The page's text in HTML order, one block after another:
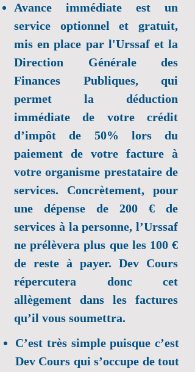
Avance immédiate est un
service optionnel et gratuit,
mis en place par l'Urssaf et la
Direction Générale des
Finances Publiques, qui
permet la déduction
immédiate de votre crédit
d’impôt de 50% lors du
paiement de votre facture à
votre organisme prestataire de
services. Concrètement, pour
une dépense de 200 € de
services à la personne, l’Urssaf
ne prélèvera plus que les 100 €
de reste à payer. Dev Cours
répercutera donc cet
allègement dans les factures
qu’il vous soumettra.
C’est très simple puisque c’est
Dev Cours qui s’occupe de tout